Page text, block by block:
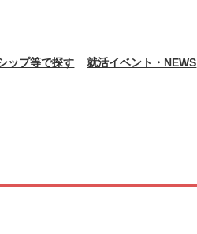
ップ等で探す 就活イベント・NEWS